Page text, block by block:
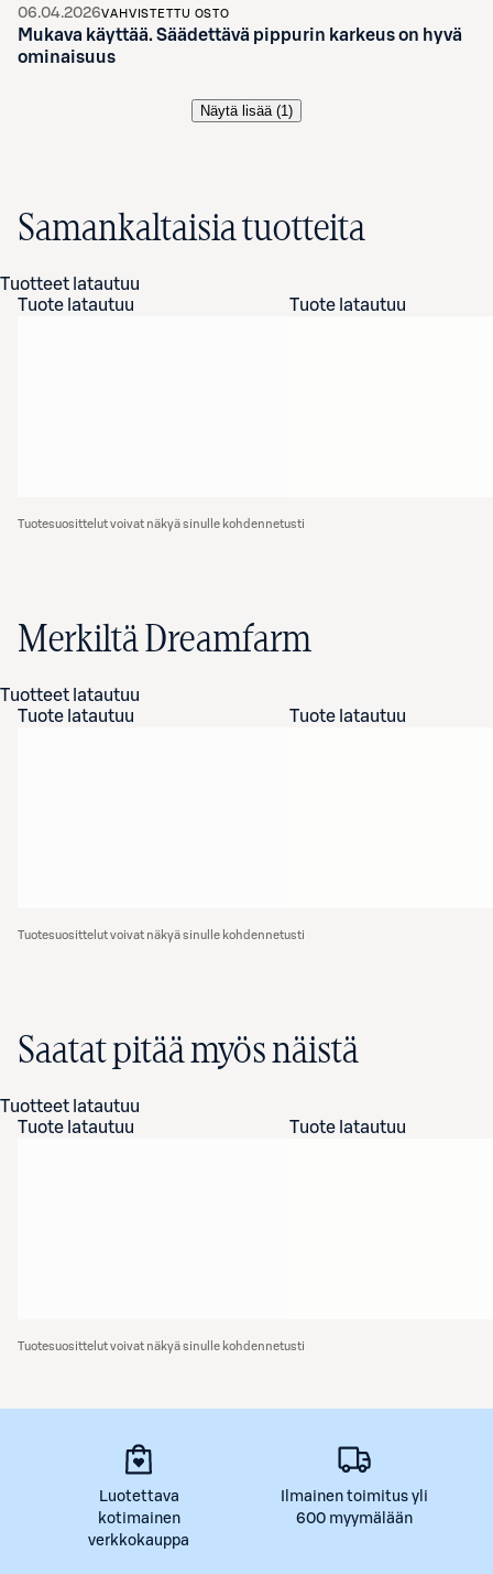
06.04.2026VAHVISTETTU OSTO
Mukava käyttää. Säädettävä pippurin karkeus on hyvä
ominaisuus
Näytä lisää (1)
Samankaltaisia tuotteita
Tuotteet latautuu
Tuote latautuu
Tuote latautuu
Tuotesuosittelut voivat näkyä sinulle kohdennetusti
Merkiltä Dreamfarm
Tuotteet latautuu
Tuote latautuu
Tuote latautuu
Tuotesuosittelut voivat näkyä sinulle kohdennetusti
Saatat pitää myös näistä
Tuotteet latautuu
Tuote latautuu
Tuote latautuu
Tuotesuosittelut voivat näkyä sinulle kohdennetusti
Luotettava
kotimainen
verkkokauppa
Ilmainen toimitus yli
600 myymälään